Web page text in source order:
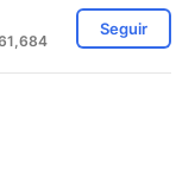
Seguir